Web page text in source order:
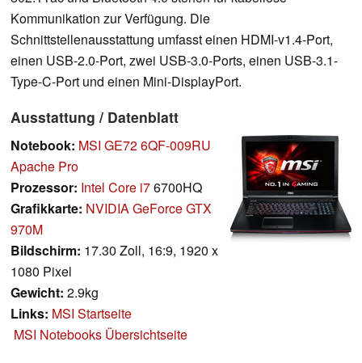
Kommunikation zur Verfügung. Die
Schnittstellenausstattung umfasst einen HDMI-v1.4-Port,
einen USB-2.0-Port, zwei USB-3.0-Ports, einen USB-3.1-
Type-C-Port und einen Mini-DisplayPort.
Ausstattung / Datenblatt
Notebook: MSI GE72 6QF-009RU
Apache Pro
Prozessor: Intel Core i76700HQ
Grafikkarte: NVIDIA GeForce GTX
970M
Bildschirm: 17.30 Zoll, 16:9, 1920 x
1080 Pixel
Gewicht: 2.9kg
Links: MSI Startseite
MSI Notebooks Übersichtseite